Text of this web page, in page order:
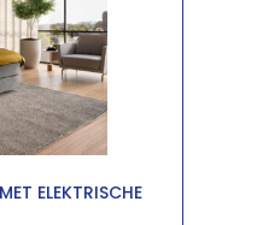
ELEKTRISCHE